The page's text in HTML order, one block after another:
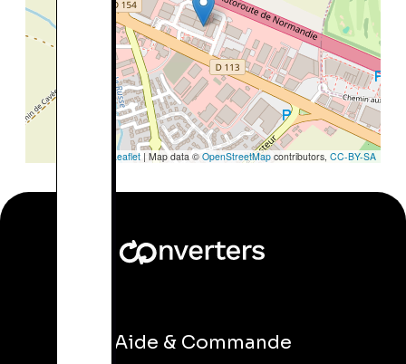
Leaflet | Map data © OpenStreetMap contributors, CC-BY-SA
Aide & Commande